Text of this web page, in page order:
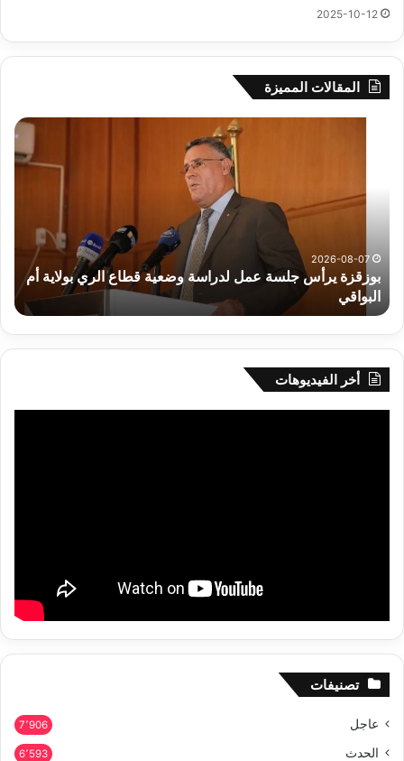
2025-10-12
المقالات المميزة
لدراسة
الري
بولاية
البواقي
2026-08-07
بوزقزة يرأس جلسة عمل لدراسة وضعية قطاع الري بولاية أم
البواقي
أخر الفيديوهات
تصنيفات
عاجل 7٬906
الحدث 6٬593